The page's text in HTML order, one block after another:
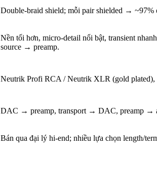
Double-braid shield; mỗi pair shielded →
Nền tối hơn, micro-detail nổi bật, transient
source → preamp.
Neutrik Profi RCA / Neutrik XLR (gold plated),
DAC → preamp, transport → DAC, preamp →
Bán qua đại lý hi-end; nhiều lựa chọn length/